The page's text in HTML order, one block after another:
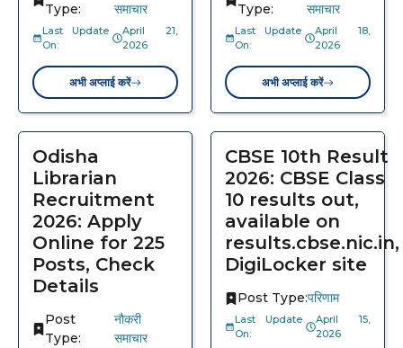
Type:
समाचार
Last Update
On:
April 21,
2026
अभी अप्लाई करें
Type:
समाचार
Last Update
On:
April 18,
2026
अभी अप्लाई करें
Odisha
Librarian
Recruitment
2026: Apply
Online for 225
Posts, Check
Details
Post
Type:
नौकरी
समाचार
CBSE 10th Result
2026: CBSE Class
10 results out,
available on
results.cbse.nic.in,
DigiLocker site
Post Type:परिणाम
Last Update
On:
April 15,
2026